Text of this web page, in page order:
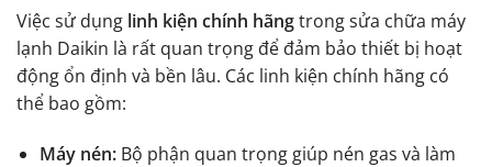
Việc sử dụng linh kiện chính hãngtrong sửa chữa máy
lạnh Daikin là rất quan trọng để đảm bảo thiết bị hoạt
động ổn định và bền lâu. Các linh kiện chính hãng có
thể bao gồm:
Máy nén:Bộ phận quan trọng giúp nén gas và làm